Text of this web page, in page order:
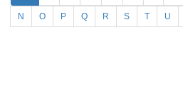
N O P Q R S T U